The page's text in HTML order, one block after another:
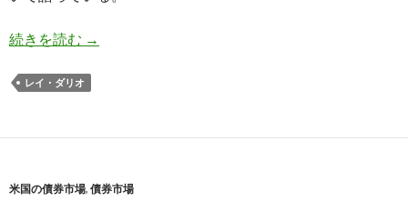
続きを読む レイ・ダリオ氏: 米国株はバブルだ
→
レイ・ダリオ
米国の債券市場, 債券市場